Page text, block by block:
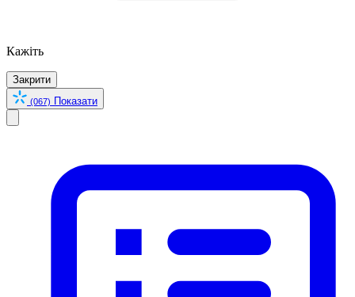
Кажіть
Закрити
(067) Показати